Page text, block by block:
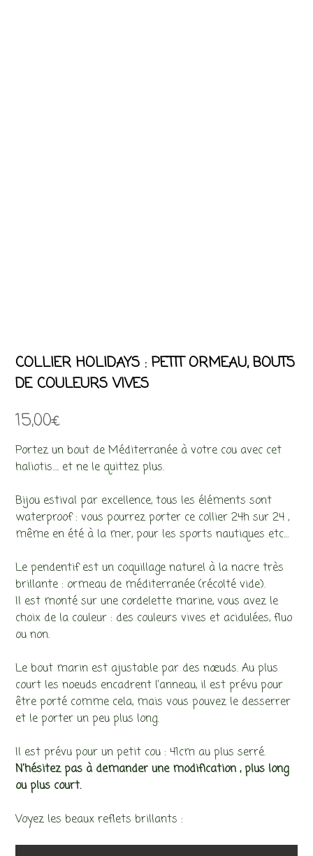
COLLIER HOLIDAYS : PETIT ORMEAU, BOUTS
DE COULEURS VIVES
15,00€
Portez un bout de Méditerranée à votre cou avec cet
haliotis…. et ne le quittez plus.
Bijou estival par excellence, tous les éléments sont
waterproof : vous pourrez porter ce collier 24h sur 24 ,
même en été à la mer, pour les sports nautiques etc…
Le pendentif est un coquillage naturel à la nacre très
brillante : ormeau de méditerranée (récolté vide).
Il est monté sur une cordelette marine, vous avez le
choix de la couleur : des couleurs vives et acidulées, fluo
ou non.
Le bout marin est ajustable par des nœuds. Au plus
court les noeuds encadrent l’anneau, il est prévu pour
être porté comme cela, mais vous pouvez le desserrer
et le porter un peu plus long.
Il est prévu pour un petit cou : 41cm au plus serré.
N’hésitez pas à demander une modification , plus long
ou plus court.
Voyez les beaux reflets brillants :